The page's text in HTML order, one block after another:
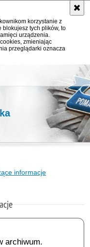
korzystanie z
blokujesz tych plików, to
urządzenia.
zmieniając
przeglądarki oznacza
informacje
archiwum.